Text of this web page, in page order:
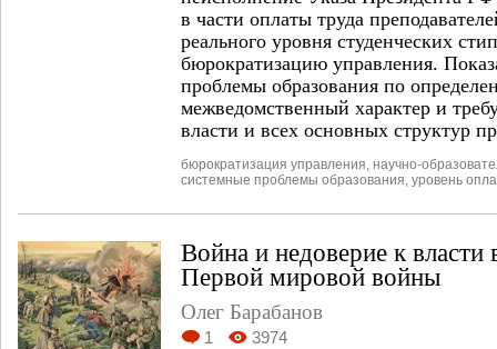
в части оплаты труда
реального уровня студенческих
бюрократизацию управления.
проблемы образования по
межведомственный характер и
власти и всех основных структур
бюрократизация управления научно-
системные проблемы образования уровень
Война и недоверие к власти
Первой мировой войны
Олег Барабанов
1 3974